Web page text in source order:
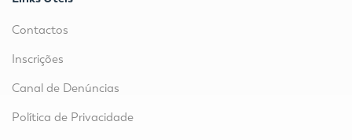
Contactos
Inscrições
Canal de Denúncias
Política de Privacidade